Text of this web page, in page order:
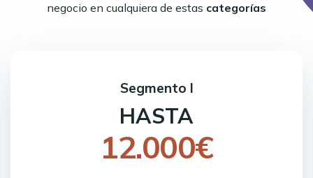
negocio en cualquiera de estas categorías
Segmento I
HASTA
12.000€